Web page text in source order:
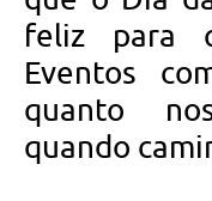
feliz para
Eventos
quanto
quando